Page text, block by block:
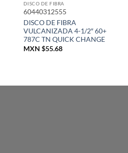
DISCO DE FIBRA
60440312555
DISCO DE FIBRA
VULCANIZADA 4-1/2″ 60+
787C TN QUICK CHANGE
MXN $55.68